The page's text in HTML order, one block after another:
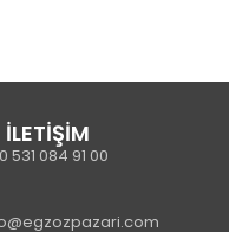
İLETİŞİM
531 084 91 00